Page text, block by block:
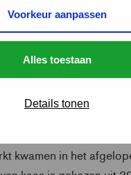
Voorkeur aanpassen
Alles toestaan
Details tonen
Rouveen
en een groep
Dat is een mooie
het leven van koeien
kwamen in het